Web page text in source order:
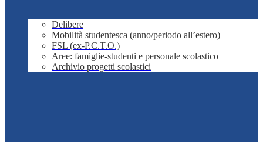
Delibere
Mobilità studentesca (anno/periodo all’estero)
FSL (ex-P.C.T.O.)
Aree: famiglie-studenti e personale scolastico
Archivio progetti scolastici